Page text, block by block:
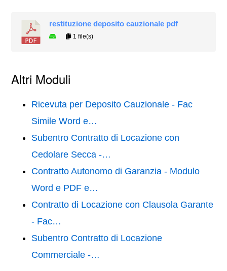
restituzione deposito cauzionale pdf
1 file(s)
Altri Moduli
Ricevuta per Deposito Cauzionale - Fac
Simile Word e…
Subentro Contratto di Locazione con
Cedolare Secca -…
Contratto Autonomo di Garanzia - Modulo
Word e PDF e…
Contratto di Locazione con Clausola Garante
- Fac…
Subentro Contratto di Locazione
Commerciale -…